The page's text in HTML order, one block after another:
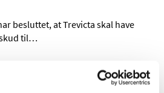
besluttet, at Trevicta skal have
til…
eplerenon mod hjertesvigt